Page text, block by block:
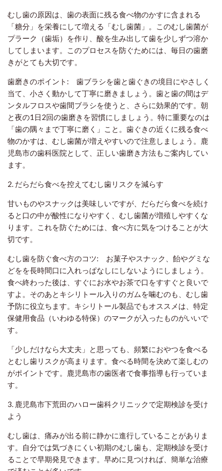
むし歯の原因は、歯の表面に残る食べ物のかすに含まれる
「糖分」を栄養にして増える「むし歯菌」。このむし歯菌が
プラーク（歯垢）を作り、酸を生み出して歯を少しずつ溶か
してしまいます。このプロセスを防ぐためには、毎日の歯磨
きがとても大切です。
歯磨きのポイント: 歯ブラシを歯と歯ぐきの境目にやさしく
当て、小さく動かして丁寧に磨きましょう。 歯と歯の間はデ
ンタルフロスや歯間ブラシを使うと、さらに効果的です。 朝
と夜の1日2回の歯磨きを習慣にしましょう。 特に重要なのは
「歯の隅々まで丁寧に磨く」こと。歯ぐきの近くに残る食べ
物のかすは、むし歯菌が増えやすいので注意しましょう。鹿
児島市の歯科医院として、正しい歯磨き方法もご案内してい
ます。
2. だらだら食べを控えてむし歯リスクを減らす
甘いものやスナックは美味しいですが、だらだら食べを続け
ると口の中が酸性になりやすく、むし歯菌が増殖しやすくな
ります。これを防ぐためには、食べ方に気をつけることが大
切です。
むし歯を防ぐ食べ方のコツ: お菓子やスナック、飴やグミな
どをを長時間口に入れっぱなしにしないようにしましょう。
食べ終わった後は、すぐにお水やお茶で口をすすぐと良いで
すよ。そのあと キシリトール入りのガムを噛むのも、むし歯
予防に役立ちます。キシリトール製品でもオススメは、特定
保健用食品（いわゆる特保）のマークが入ったものがいいで
す。
「少しだけなら大丈夫」と思っても、頻繁におやつを食べる
とむし歯リスクが高まります。食べる時間を決めて楽しむの
がポイントです。鹿児島市の歯医者で食事指導も行っていま
す。
3. 鹿児島市下荒田のハロー歯科クリニックで定期検診を受け
よう
むし歯は、痛みが出る前に静かに進行していることがありま
す。自分では気づきにくい初期のむし歯も、定期検診を受け
ることで早期発見できます。早めに見つければ、簡単な治療